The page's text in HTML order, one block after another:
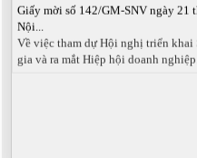
Nội...
Về việc tham dự Hội nghị triển khai
gia và ra mắt Hiệp hội doanh